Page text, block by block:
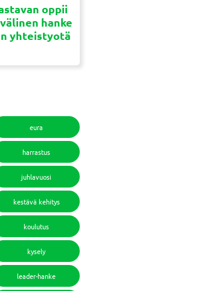
oppii
hanke
yhteistyotä
eura
harrastus
juhlavuosi
kestävä kehitys
koulutus
kysely
leader-hanke